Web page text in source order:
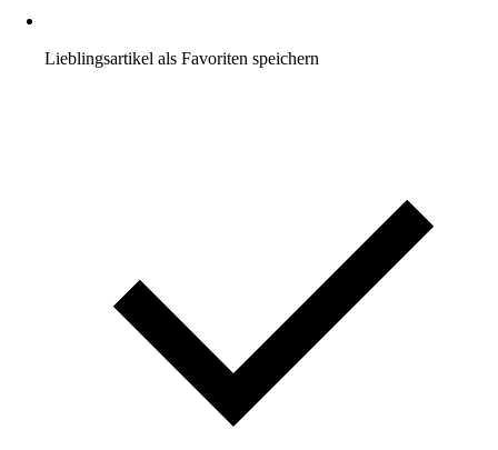
Lieblingsartikel als Favoriten speichern